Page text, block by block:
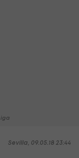
Sevilla, 09.05.18 23:44